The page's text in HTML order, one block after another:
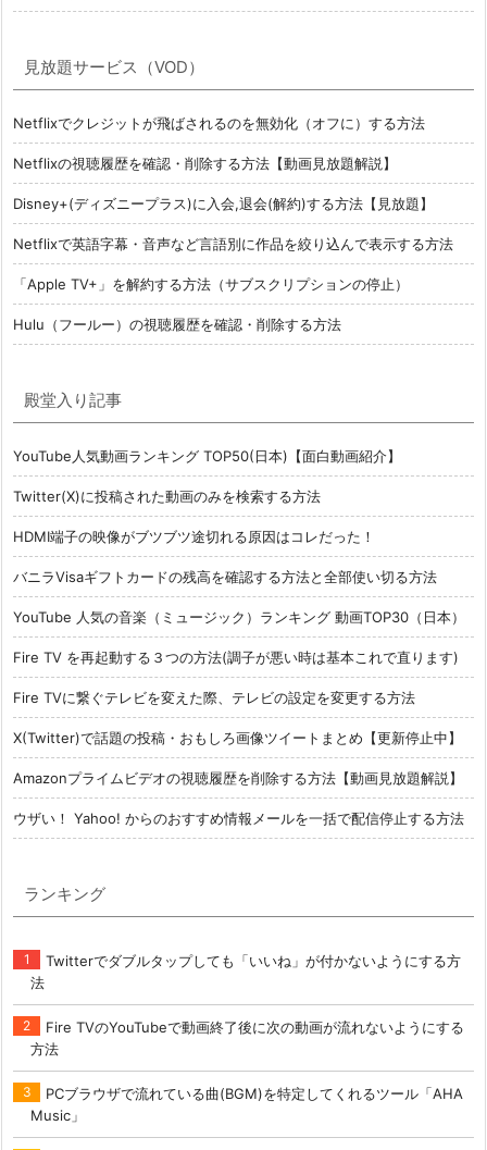
見放題サービス（VOD）
Netflixでクレジットが飛ばされるのを無効化（オフに）する方法
Netflixの視聴履歴を確認・削除する方法【動画見放題解説】
Disney+(ディズニープラス)に入会,退会(解約)する方法【見放題】
Netflixで英語字幕・音声など言語別に作品を絞り込んで表示する方法
「Apple TV+」を解約する方法（サブスクリプションの停止）
Hulu（フールー）の視聴履歴を確認・削除する方法
殿堂入り記事
YouTube人気動画ランキング TOP50(日本)【面白動画紹介】
Twitter(X)に投稿された動画のみを検索する方法
HDMI端子の映像がブツブツ途切れる原因はコレだった！
バニラVisaギフトカードの残高を確認する方法と全部使い切る方法
YouTube 人気の音楽（ミュージック）ランキング 動画TOP30（日本）
Fire TV を再起動する３つの方法(調子が悪い時は基本これで直ります)
Fire TVに繋ぐテレビを変えた際、テレビの設定を変更する方法
X(Twitter)で話題の投稿・おもしろ画像ツイートまとめ【更新停止中】
Amazonプライムビデオの視聴履歴を削除する方法【動画見放題解説】
ウザい！ Yahoo! からのおすすめ情報メールを一括で配信停止する方法
ランキング
Twitterでダブルタップしても「いいね」が付かないようにする方
法
Fire TVのYouTubeで動画終了後に次の動画が流れないようにする
方法
PCブラウザで流れている曲(BGM)を特定してくれるツール「AHA
Music」